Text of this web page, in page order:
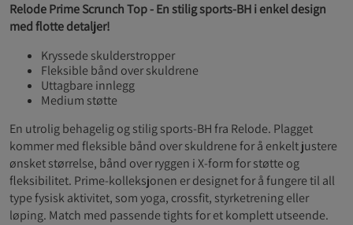
Relode Prime Scrunch Top - En stilig sports-BH i enkel design
med flotte detaljer!
Kryssede skulderstropper
Fleksible bånd over skuldrene
Uttagbare innlegg
Medium støtte
En utrolig behagelig og stilig sports-BH fra Relode. Plagget
kommer med fleksible bånd over skuldrene for å enkelt justere
ønsket størrelse, bånd over ryggen i X-form for støtte og
fleksibilitet. Prime-kolleksjonen er designet for å fungere til all
type fysisk aktivitet, som yoga, crossfit, styrketrening eller
løping. Match med passende tights for et komplett utseende.